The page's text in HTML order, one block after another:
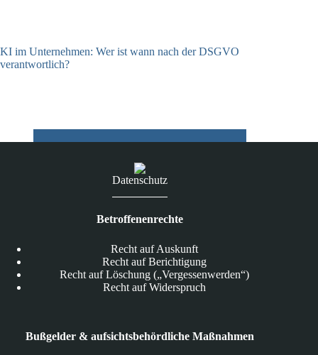
KI im Unternehmen: Wer ist wann nach der DSGVO
verantwortlich?
Datenschutz
Betroffenenrechte
Recht auf Auskunft
Recht auf Berichtigung
Recht auf Löschung („Vergessenwerden“)
Recht auf Widerspruch
Bußgelder & aufsichtsbehördliche Maßnahmen